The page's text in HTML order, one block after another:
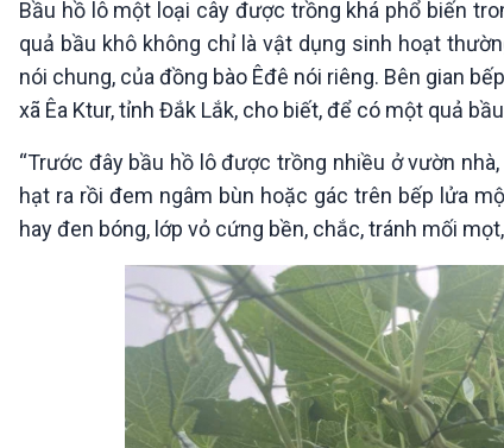
360 độ Sức khỏe
Chuyển đổi Xanh
Tài nguyên và Môi trường
Chuyên gia của bạn
Xã hội chuyển động
Bước chân đến trường
Kết nối công nghệ
Sống chung với biến đổi
khí hậu
VOV1 đặc biệt
Thanh âm ký sự
Chân dung cuộc sống
Các chương trình đặc biệt
Bầu hồ lô một loại cây được trồng khá phổ biến
quả bầu khô không chỉ là vật dụng sinh hoạt
nói chung, của đồng bào Êđê nói riêng. Bên gian
xã Êa Ktur, tỉnh Đắk Lắk, cho biết, để có một quả
“Trước đây bầu hồ lô được trồng nhiều ở vườn
hạt ra rồi đem ngâm bùn hoặc gác trên bếp lửa
hay đen bóng, lớp vỏ cứng bền, chắc, tránh mối